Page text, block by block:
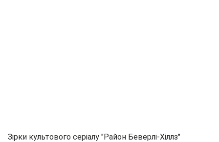
Зірки культового серіалу "Район Беверлі-Хіллз"